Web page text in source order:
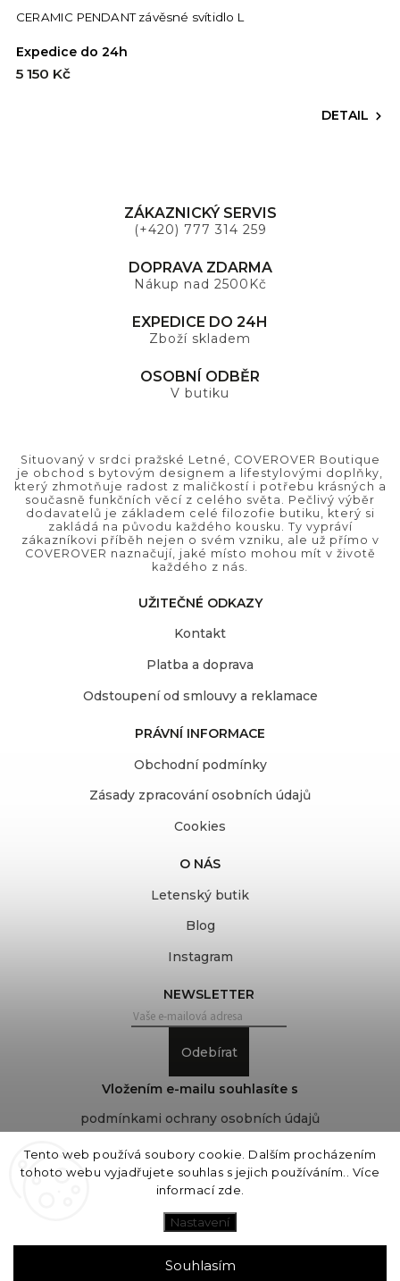
Tento web používá soubory cookie. Dalším procházením
tohoto webu vyjadřujete souhlas s jejich používáním.. Více
informací zde
Nastavení
Souhlasím
CERAMIC PENDANT závěsné svítidlo L
Expedice do 24h
5 150 Kč
DETAIL
ZÁKAZNICKÝ SERVIS
(+420) 777 314 259
DOPRAVA ZDARMA
Nákup nad 2500Kč
EXPEDICE DO 24H
Zboží skladem
OSOBNÍ ODBĚR
V butiku
Situovaný v srdci pražské Letné, COVEROVER Boutique
je obchod s bytovým designem a lifestylovými doplňky,
který zhmotňuje radost z maličkostí i potřebu krásných a
současně funkčních věcí z celého světa. Pečlivý výběr
dodavatelů je základem celé filozofie butiku, který si
zakládá na původu každého kousku. Ty vypráví
zákazníkovi příběh nejen o svém vzniku, ale už přímo v
COVEROVER naznačují, jaké místo mohou mít v životě
každého z nás.
UŽITEČNÉ ODKAZY
Kontakt
Platba a doprava
Odstoupení od smlouvy a reklamace
PRÁVNÍ INFORMACE
Obchodní podmínky
Zásady zpracování osobních údajů
Cookies
O NÁS
Letenský butik
Blog
Instagram
NEWSLETTER
Odebírat
Vložením e-mailu souhlasíte s
podmínkami ochrany osobních údajů
COVEROVER
Upravit nastavení cookies